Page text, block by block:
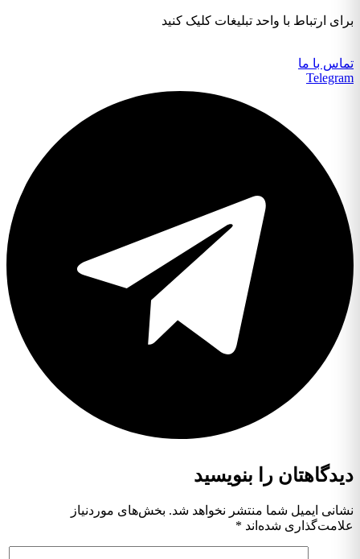
برای ارتباط با واحد تبلیغات کلیک کنید
تماس با ما
Telegram
دیدگاهتان را بنویسید
نشانی ایمیل شما منتشر نخواهد شد. بخش‌های موردنیاز
علامت‌گذاری شده‌اند *